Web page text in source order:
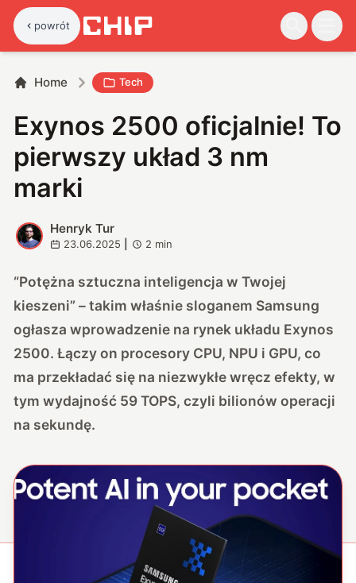
powrót
Home Tech
Exynos 2500 oficjalnie! To
pierwszy układ 3 nm
marki
H
Henryk Tur
23.06.2025 2 min
“Potężna sztuczna inteligencja w Twojej
kieszeni” – takim właśnie sloganem Samsung
ogłasza wprowadzenie na rynek układu Exynos
2500. Łączy on procesory CPU, NPU i GPU, co
ma przekładać się na niezwykłe wręcz efekty, w
tym wydajność 59 TOPS, czyli bilionów operacji
na sekundę.